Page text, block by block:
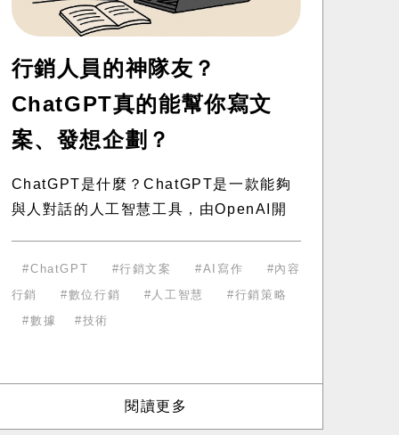
行銷人員的神隊友？
ChatGPT真的能幫你寫文
案、發想企劃？
ChatGPT是什麼？ChatGPT是一款能夠
與人對話的人工智慧工具，由OpenAI開
ChatGPT​ 行銷文案​ AI寫作​
內容
行銷​
數位行銷​ 人工智慧​
行銷策略
數據
技術
閱讀更多